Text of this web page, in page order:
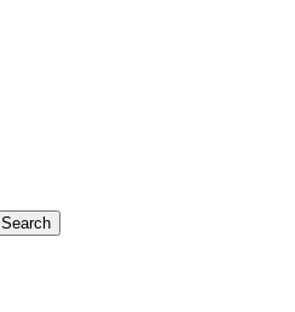
Search